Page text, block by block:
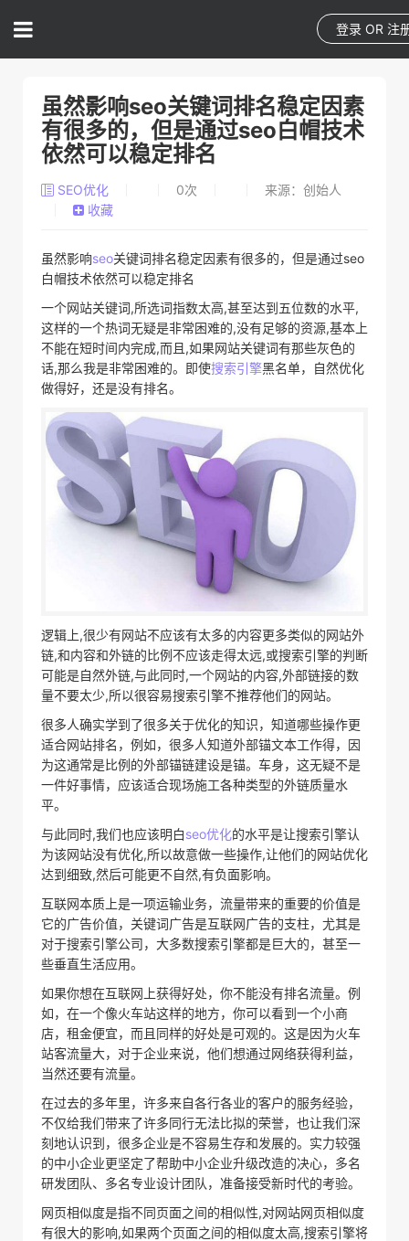
登录 OR 注
虽然影响seo关键词排名稳定因素
有很多的，但是通过seo白帽技术
依然可以稳定排名
SEO优化 0次
来源：创始人
收藏
虽然影响seo关键词排名稳定因素有很多的，但是通过seo
白帽技术依然可以稳定排名
一个网站关键词,所选词指数太高,甚至达到五位数的水平,
这样的一个热词无疑是非常困难的,没有足够的资源,基本上
不能在短时间内完成,而且,如果网站关键词有那些灰色的
话,那么我是非常困难的。即使搜索引擎黑名单，自然优化
做得好，还是没有排名。
逻辑上,很少有网站不应该有太多的内容更多类似的网站外
链,和内容和外链的比例不应该走得太远,或搜索引擎的判断
可能是自然外链,与此同时,一个网站的内容,外部链接的数
量不要太少,所以很容易搜索引擎不推荐他们的网站。
很多人确实学到了很多关于优化的知识，知道哪些操作更
适合网站排名，例如，很多人知道外部锚文本工作得，因
为这通常是比例的外部锚链建设是锚。车身，这无疑不是
一件好事情，应该适合现场施工各种类型的外链质量水
平。
与此同时,我们也应该明白seo优化的水平是让搜索引擎认
为该网站没有优化,所以故意做一些操作,让他们的网站优化
达到细致,然后可能更不自然,有负面影响。
互联网本质上是一项运输业务，流量带来的重要的价值是
它的广告价值，关键词广告是互联网广告的支柱，尤其是
对于搜索引擎公司，大多数搜索引擎都是巨大的，甚至一
些垂直生活应用。
如果你想在互联网上获得好处，你不能没有排名流量。例
如，在一个像火车站这样的地方，你可以看到一个小商
店，租金便宜，而且同样的好处是可观的。这是因为火车
站客流量大，对于企业来说，他们想通过网络获得利益，
当然还要有流量。
在过去的多年里，许多来自各行各业的客户的服务经验，
不仅给我们带来了许多同行无法比拟的荣誉，也让我们深
刻地认识到，很多企业是不容易生存和发展的。实力较强
的中小企业更坚定了帮助中小企业升级改造的决心，多名
研发团队、多名专业设计团队，准备接受新时代的考验。
网页相似度是指不同页面之间的相似性,对网站网页相似度
有很大的影响,如果两个页面之间的相似度太高,搜索引擎将